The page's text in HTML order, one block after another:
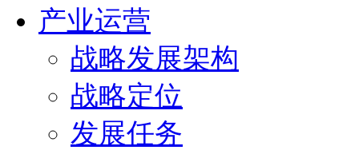
产业运营
战略发展架构
战略定位
发展任务